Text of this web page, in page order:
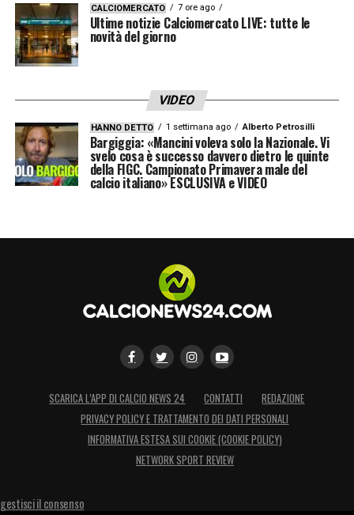
CALCIOMERCATO 7 ore ago
Ultime notizie Calciomercato LIVE: tutte le
novità del giorno
VIDEO
HANNO DETTO 1 settimana ago Alberto Petrosilli
Bargiggia: «Mancini voleva solo la Nazionale. Vi
svelo cosa è successo davvero dietro le quinte
della FIGC. Campionato Primavera male del
calcio italiano» ESCLUSIVA e VIDEO
SCARICA L’APP DI CALCIO NEWS 24 CONTATTI
REDAZIONE
PRIVACY POLICY E TRATTAMENTO DEI DATI PERSONALI
INFORMATIVA ESTESA SUI COOKIE (COOKIE POLICY)
NETWORK SPORT REVIEW
gestisci il consenso